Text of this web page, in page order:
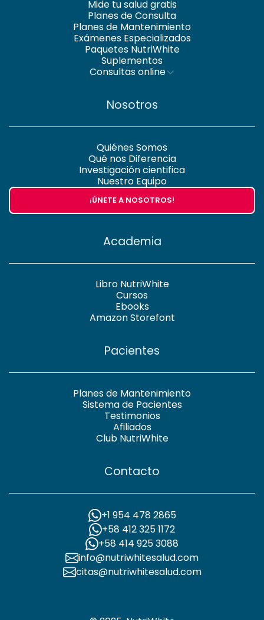
Mide tu salud gratis
Planes de Consulta
Planes de Mantenimiento
Exámenes Especializados
Paquetes NutriWhite
Suplementos
Consultas online
Nosotros
Quiénes Somos
Qué nos Diferencia
Investigación cientifica
Nuestro Equipo
¡ÚNETE A NOSOTROS!
Academia
Libro NutriWhite
Cursos
Ebooks
Amazon Storefont
Pacientes
Planes de Mantenimiento
Sistema de Pacientes
Testimonios
Afiliados
Club NutriWhite
Contacto
+1 954 478 2865
+58 412 325 1172
+58 414 925 3088
info@nutriwhitesalud.com
citas@nutriwhitesalud.com